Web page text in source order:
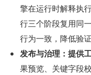
擎在运行时解释执
行三个阶段复用同
行为一致，降低验
发布与治理：提供
果预览、关键字段